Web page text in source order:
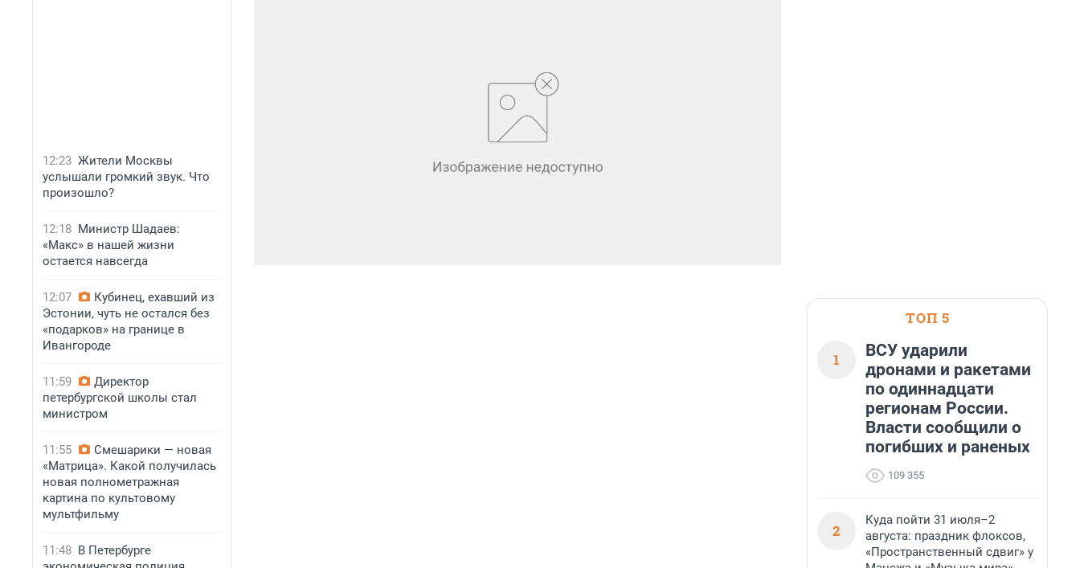
12:23 Жители Москвы
услышали громкий звук. Что
произошло?
12:18 Министр Шадаев:
«Макс» в нашей жизни
остается навсегда
12:07
Кубинец, ехавший из
Эстонии, чуть не остался без
«подарков» на границе в
Ивангороде
11:59
Директор
петербургской школы стал
министром
11:55
Смешарики — новая
«Матрица». Какой получилась
новая полнометражная
картина по культовому
мультфильму
11:48 В Петербурге
ТОП 5
1
ВСУ ударили
дронами и ракетами
по одиннадцати
регионам России.
Власти сообщили о
погибших и раненых
109 355
2
Куда пойти 31 июля–2
августа: праздник флоксов,
«Пространственный сдвиг» у